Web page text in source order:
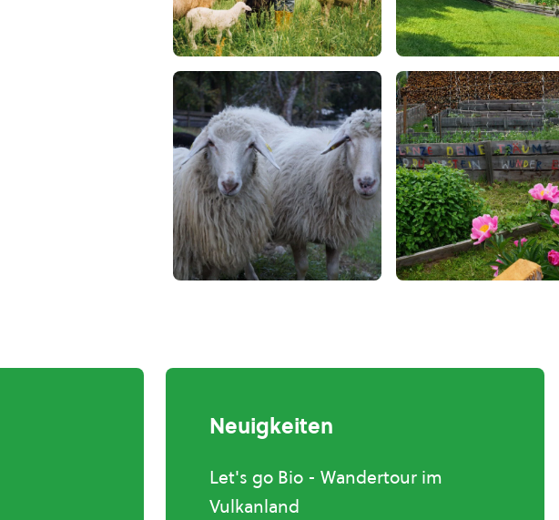
Neuigkeiten
Let's go Bio - Wandertour im
Vulkanland